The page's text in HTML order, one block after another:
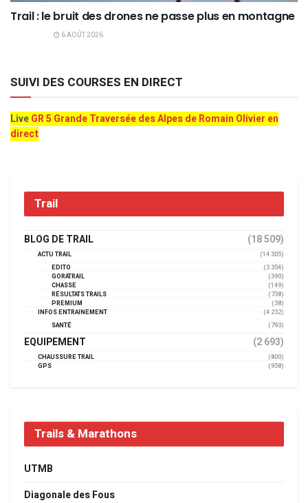
Trail : le bruit des drones ne passe plus en montagne
6 AOÛT 2026
SUIVI DES COURSES EN DIRECT
LiveGR 5 Grande Traversée des Alpes de Romain Olivier en
direct
Trail
BLOG DE TRAIL (18 509)
ACTU TRAIL
(14 305)
EDITO
(3 354)
GORATRAIL
(390)
CHASSE
(149)
RÉSULTATS TRAILS
(738)
PREMIUM
(38)
INFOS ENTRAINEMENT
(4 232)
SANTÉ
(793)
EQUIPEMENT (2 693)
CHAUSSURE TRAIL
(800)
GPS
(958)
Trails & Marathons
UTMB
Diagonale des Fous